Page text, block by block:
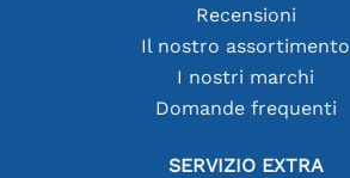
Recensioni
Il nostro assortimento
I nostri marchi
Domande frequenti
SERVIZIO EXTRA